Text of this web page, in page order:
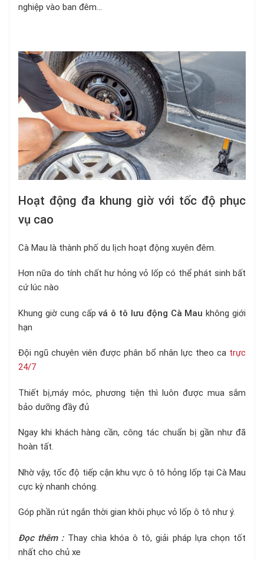
nghiệp vào ban đêm…
Hoạt động đa khung giờ với tốc độ phục
vụ cao
Cà Mau là thành phố du lịch hoạt động xuyên đêm.
Hơn nữa do tính chất hư hỏng vỏ lốp có thể phát sinh bất
cứ lúc nào
Khung giờ cung cấpvá ô tô lưu động Cà Maukhông giới
hạn
Đội ngũ chuyên viên được phân bổ nhân lực theo ca trực
24/7
Thiết bị,máy móc, phương tiện thì luôn được mua sắm
bảo dưỡng đầy đủ
Ngay khi khách hàng cần, công tác chuẩn bị gần như đã
hoàn tất.
Nhờ vậy, tốc độ tiếp cận khu vực ô tô hỏng lốp tại Cà Mau
cực kỳ nhanh chóng.
Góp phần rút ngắn thời gian khôi phục vỏ lốp ô tô như ý.
Đọc thêm :Thay chìa khóa ô tô, giải pháp lựa chọn tốt
nhất cho chủ xe